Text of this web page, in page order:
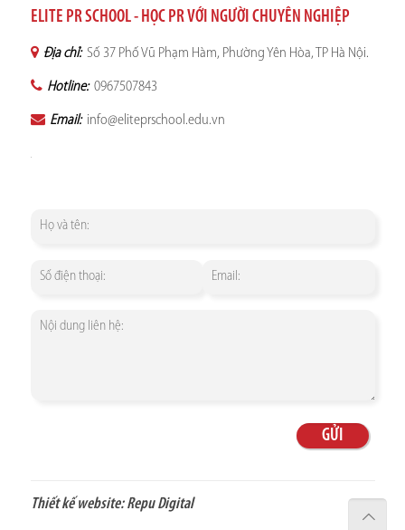
ELITE PR SCHOOL - HỌC PR VỚI NGƯỜI CHUYÊN NGHIỆP
Địa chỉ: Số 37 Phố Vũ Phạm Hàm, Phường Yên Hòa, TP Hà Nội.
Hotline: 0967507843
Email: info@eliteprschool.edu.vn
Thiết kế website:Repu Digital